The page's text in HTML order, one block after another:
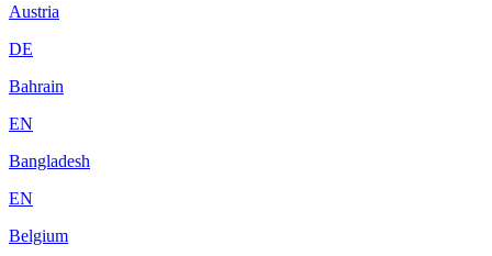
Austria
DE
Bahrain
EN
Bangladesh
EN
Belgium